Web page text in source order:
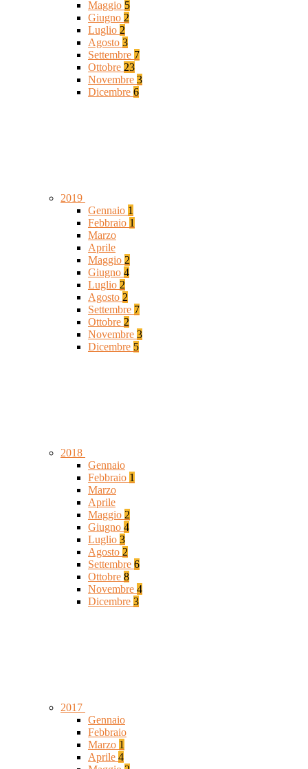
Maggio 5
Giugno 2
Luglio 2
Agosto 3
Settembre 7
Ottobre 23
Novembre 3
Dicembre 6
2019
Gennaio 1
Febbraio 1
Marzo
Aprile
Maggio 2
Giugno 4
Luglio 2
Agosto 2
Settembre 7
Ottobre 2
Novembre 3
Dicembre 5
2018
Gennaio
Febbraio 1
Marzo
Aprile
Maggio 2
Giugno 4
Luglio 3
Agosto 2
Settembre 6
Ottobre 8
Novembre 4
Dicembre 3
2017
Gennaio
Febbraio
Marzo 1
Aprile 4